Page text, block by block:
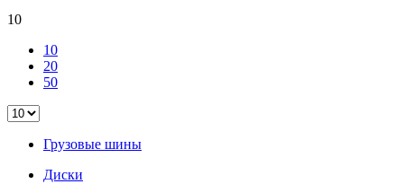
10
10
20
50
Грузовые шины
Диски